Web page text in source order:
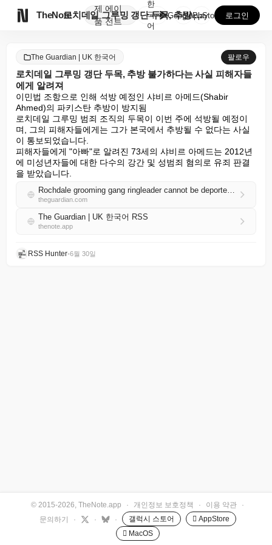
TheNote
제
품
에이
전트
로치데일 그루밍 갱단 두목, 추방 불가하다는 사실 피해...
한
국
어
GooglePlay
AppStore 로그인
The Guardian | UK 한국어 팔로우
로치데일 그루밍 갱단 두목, 추방 불가하다는 사실 피해자들
에게 알려져
이민법 조항으로 인해 석방 예정인 샤비르 아메드(Shabir
Ahmed)의 파키스탄 추방이 방지됨
로치데일 그루밍 범죄 조직의 두목이 이번 주에 석방될 예정이
며, 그의 피해자들에게는 그가 본국에서 추방될 수 없다는 사실
이 통보되었습니다.
피해자들에게 "아빠"로 알려진 73세의 샤비르 아메드는 2012년
에 미성년자들에 대한 다수의 강간 및 성범죄 혐의로 유죄 판결
을 받았습니다.
Rochdale grooming gang ringleader cannot be deported, victims told
theguardian.com
The Guardian | UK 한국어 RSS
thenote.app
RSS Hunter•6월 30일
© 2015-2026, TheNote.app · 개인정보 보호정책 · 이용 약관
·
문의하기
· · · 갤럭시 스토어
 AppStore
 MacOS